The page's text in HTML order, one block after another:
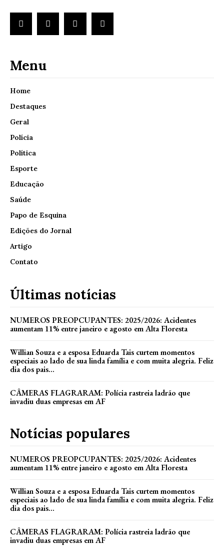
Menu
Home
Destaques
Geral
Polícia
Política
Esporte
Educação
Saúde
Papo de Esquina
Edições do Jornal
Artigo
Contato
Últimas notícias
NUMEROS PREOPCUPANTES: 2025/2026: Acidentes
aumentam 11% entre janeiro e agosto em Alta Floresta
Willian Souza e a esposa Eduarda Tais curtem momentos
especiais ao lado de sua linda família e com muita alegria. Feliz
dia dos pais...
CÂMERAS FLAGRARAM: Polícia rastreia ladrão que
invadiu duas empresas em AF
Notícias populares
NUMEROS PREOPCUPANTES: 2025/2026: Acidentes
aumentam 11% entre janeiro e agosto em Alta Floresta
Willian Souza e a esposa Eduarda Tais curtem momentos
especiais ao lado de sua linda família e com muita alegria. Feliz
dia dos pais...
CÂMERAS FLAGRARAM: Polícia rastreia ladrão que
invadiu duas empresas em AF